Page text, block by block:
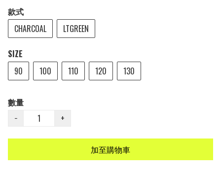
款式
CHARCOAL
LTGREEN
SIZE
90
100 110 120 130
數量
−
+
加至購物車